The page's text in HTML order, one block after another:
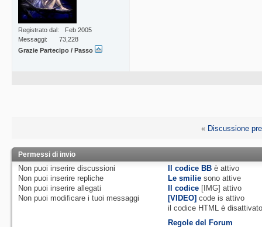
Registrato dal
Feb 2005
Messaggi
73,228
Grazie Partecipo / Passo
« Discussione
Permessi di invio
Non puoi inserire discussioni
Non puoi inserire repliche
Non puoi inserire allegati
Non puoi modificare i tuoi messaggi
Il codice BB èattivo
Le smilie sono attive
Il codice [IMG]attivo
[VIDEO] code isattivo
il codice HTML è
Regole del Forum